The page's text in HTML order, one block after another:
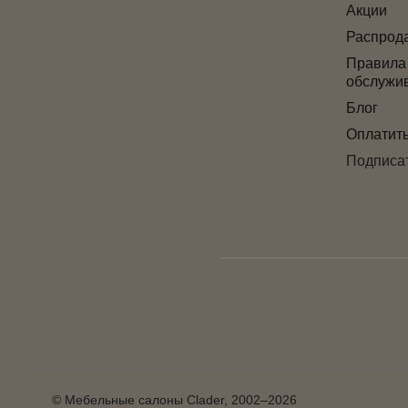
Акции
Правила
Блог
© Мебельные салоны Clader, 2002–2026